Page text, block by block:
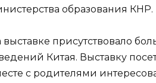
образования КНР.
выставке присутствовало
Китая. Выставку
с родителями